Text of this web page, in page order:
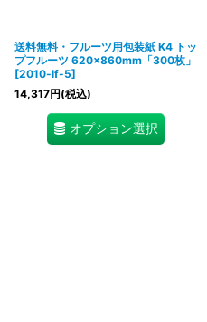
送料無料・フルーツ用包装紙 K4 トッ
プフルーツ 620×860mm「300枚」
[2010-lf-5]
14,317円(税込)
オプション選択